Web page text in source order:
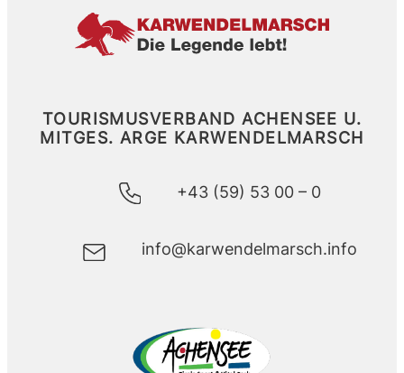
TOURISMUSVERBAND ACHENSEE U.
MITGES. ARGE KARWENDELMARSCH
+43 (59) 53 00 – 0
info@karwendelmarsch.info